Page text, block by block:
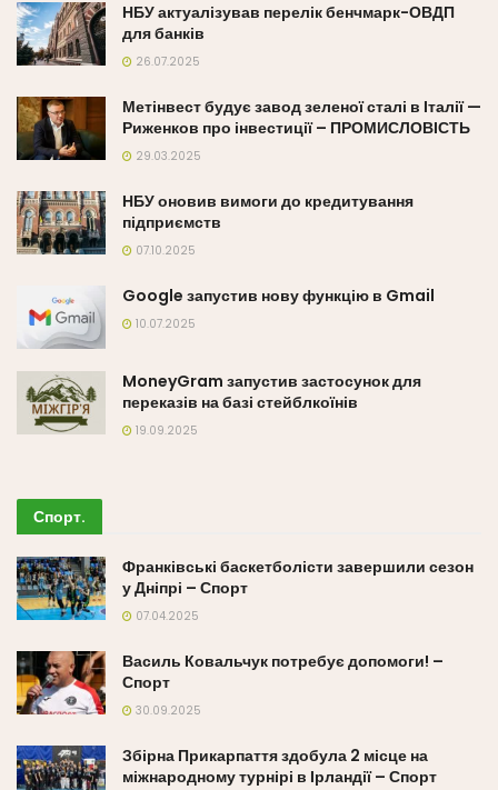
НБУ актуалізував перелік бенчмарк-ОВДП
для банків
26.07.2025
Метінвест будує завод зеленої сталі в Італії —
Риженков про інвестиції – ПРОМИСЛОВІСТЬ
29.03.2025
НБУ оновив вимоги до кредитування
підприємств
07.10.2025
Google запустив нову функцію в Gmail
10.07.2025
MoneyGram запустив застосунок для
переказів на базі стейблкоїнів
19.09.2025
Спорт.
Франківські баскетболісти завершили сезон
у Дніпрі – Спорт
07.04.2025
Василь Ковальчук потребує допомоги! –
Спорт
30.09.2025
Збірна Прикарпаття здобула 2 місце на
міжнародному турнірі в Ірландії – Спорт